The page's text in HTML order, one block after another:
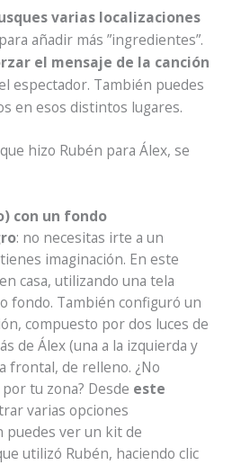
varias localizaciones
añadir más ”ingredientes”.
el mensaje de la canción
espectador. También puedes
en esos distintos lugares.
hizo Rubén para Álex, se
con un fondo
: no necesitas irte a un
imaginación. En este
casa, utilizando una tela
fondo. También configuró un
compuesto por dos luces de
de Álex (una a la izquierda y
frontal, de relleno. ¿No
tu zona? Desde este
varias opciones
puedes ver un kit de
utilizó Rubén, haciendo clic